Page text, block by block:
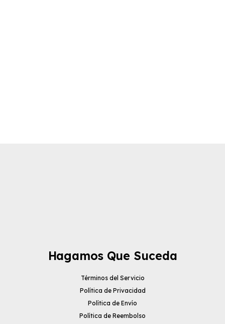
Hagamos Que Suceda
Términos del Servicio
Política de Privacidad
Política de Envío
Política de Reembolso